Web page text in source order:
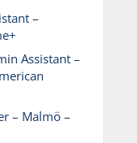
–
Assistant –
– Malmö –